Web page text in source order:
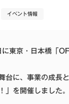
イベント情報
東京・日本橋「
台に、事業の成長
を開催しました。